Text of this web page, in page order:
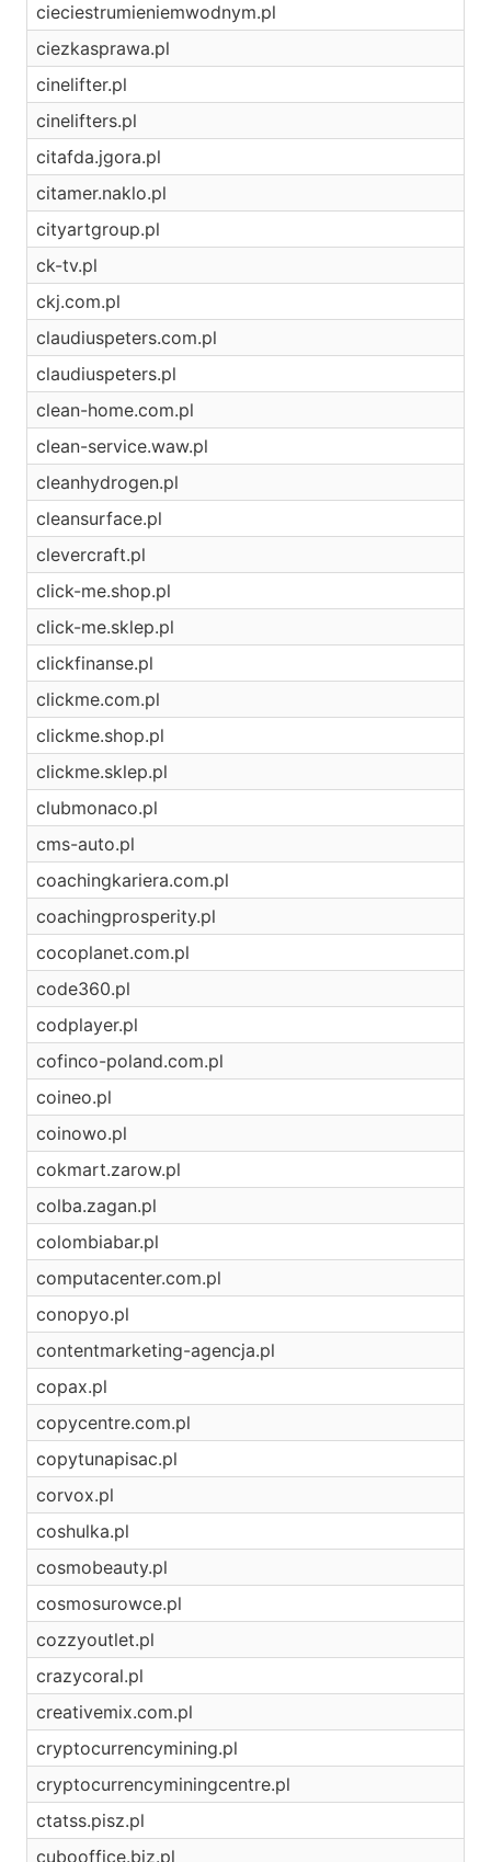
cieciestrumieniemwodnym.pl
ciezkasprawa.pl
cinelifter.pl
cinelifters.pl
citafda.jgora.pl
citamer.naklo.pl
cityartgroup.pl
ck-tv.pl
ckj.com.pl
claudiuspeters.com.pl
claudiuspeters.pl
clean-home.com.pl
clean-service.waw.pl
cleanhydrogen.pl
cleansurface.pl
clevercraft.pl
click-me.shop.pl
click-me.sklep.pl
clickfinanse.pl
clickme.com.pl
clickme.shop.pl
clickme.sklep.pl
clubmonaco.pl
cms-auto.pl
coachingkariera.com.pl
coachingprosperity.pl
cocoplanet.com.pl
code360.pl
codplayer.pl
cofinco-poland.com.pl
coineo.pl
coinowo.pl
cokmart.zarow.pl
colba.zagan.pl
colombiabar.pl
computacenter.com.pl
conopyo.pl
contentmarketing-agencja.pl
copax.pl
copycentre.com.pl
copytunapisac.pl
corvox.pl
coshulka.pl
cosmobeauty.pl
cosmosurowce.pl
cozzyoutlet.pl
crazycoral.pl
creativemix.com.pl
cryptocurrencymining.pl
cryptocurrencyminingcentre.pl
ctatss.pisz.pl
cubooffice.biz.pl